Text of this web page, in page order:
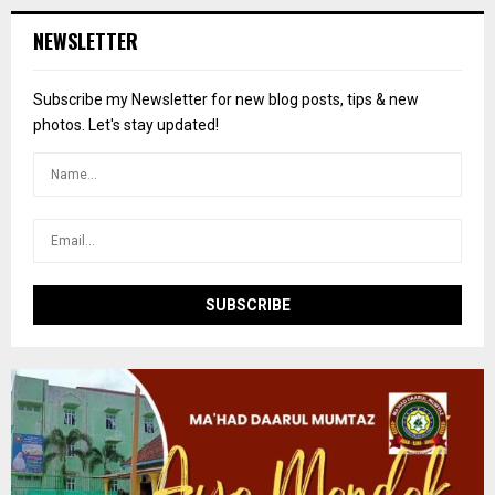
h
o
r
NEWSLETTER
Subscribe my Newsletter for new blog posts, tips & new
photos. Let's stay updated!